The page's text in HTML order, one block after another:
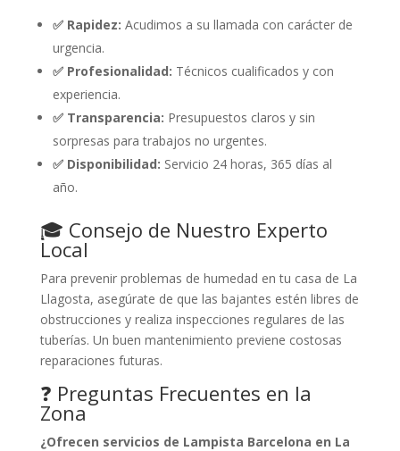
✅ Rapidez: Acudimos a su llamada con carácter de
urgencia.
✅ Profesionalidad: Técnicos cualificados y con
experiencia.
✅ Transparencia: Presupuestos claros y sin
sorpresas para trabajos no urgentes.
✅ Disponibilidad: Servicio 24 horas, 365 días al
año.
🎓 Consejo de Nuestro Experto
Local
Para prevenir problemas de humedad en tu casa de La
Llagosta, asegúrate de que las bajantes estén libres de
obstrucciones y realiza inspecciones regulares de las
tuberías. Un buen mantenimiento previene costosas
reparaciones futuras.
❓ Preguntas Frecuentes en la
Zona
¿Ofrecen servicios de Lampista Barcelona en La